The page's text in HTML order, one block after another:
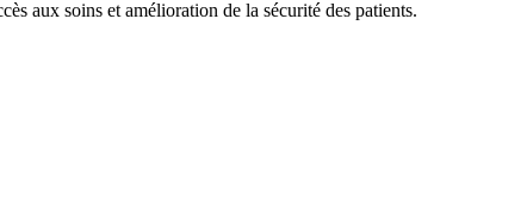
aux soins et amélioration de la sécurité des patients.